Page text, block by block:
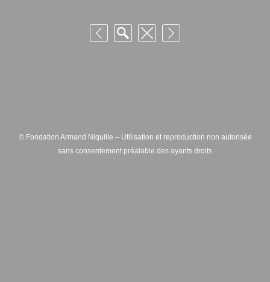
© Fondation Armand Niquille – Utilisation et reproduction non autorisée
sans consentement préalable des ayants droits